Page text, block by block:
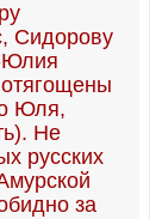
Сидорову
Юлия
Юля,
Не
русских
за